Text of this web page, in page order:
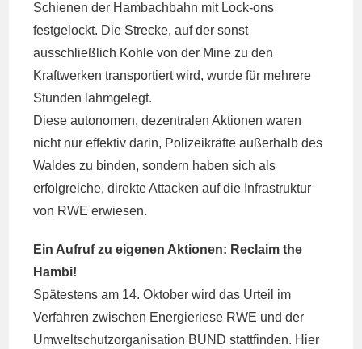
Schienen der Hambachbahn mit Lock-ons
festgelockt. Die Strecke, auf der sonst
ausschließlich Kohle von der Mine zu den
Kraftwerken transportiert wird, wurde für mehrere
Stunden lahmgelegt.
Diese autonomen, dezentralen Aktionen waren
nicht nur effektiv darin, Polizeikräfte außerhalb des
Waldes zu binden, sondern haben sich als
erfolgreiche, direkte Attacken auf die Infrastruktur
von RWE erwiesen.
Ein Aufruf zu eigenen Aktionen: Reclaim the
Hambi!
Spätestens am 14. Oktober wird das Urteil im
Verfahren zwischen Energieriese RWE und der
Umweltschutzorganisation BUND stattfinden. Hier